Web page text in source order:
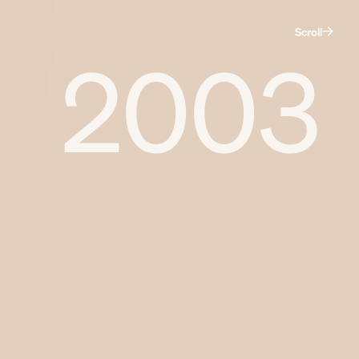
Scroll
2003